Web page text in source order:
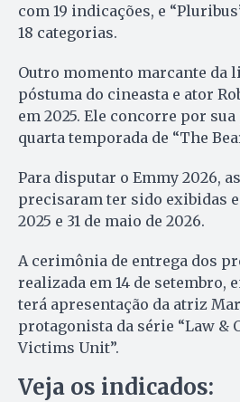
com 19 indicações, e
18 categorias.
Outro momento marcante da
póstuma do cineasta e ator
em 2025. Ele concorre por
quarta temporada de “The
Para disputar o Emmy 2026,
precisaram ter sido exibidas
2025 e 31 de maio de 2026.
A cerimônia de entrega dos
realizada em 14 de setembro,
terá apresentação da atriz
protagonista da série “Law &
Victims Unit”.
Veja os indicados: